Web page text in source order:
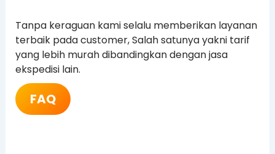
Tanpa keraguan kami selalu memberikan layanan
terbaik pada customer, Salah satunya yakni tarif
yang lebih murah dibandingkan dengan jasa
ekspedisi lain.
FAQ